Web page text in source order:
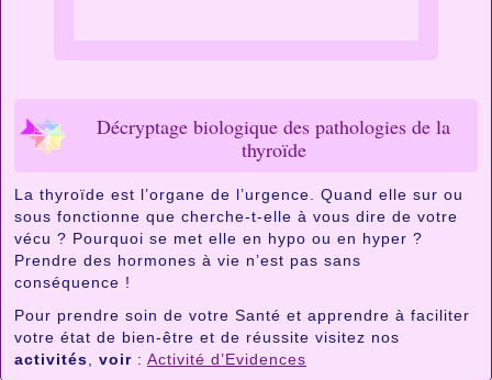
Décryptage biologique des pathologies de la
thyroïde
La thyroïde est l’organe de l’urgence. Quand elle sur ou
sous fonctionne que cherche-t-elle à vous dire de votre
vécu ? Pourquoi se met elle en hypo ou en hyper ?
Prendre des hormones à vie n’est pas sans
conséquence !
Pour prendre soin de votre Santé et apprendre à faciliter
votre état de bien-être et de réussite visitez nos
activités, voir : Activité d’Evidences